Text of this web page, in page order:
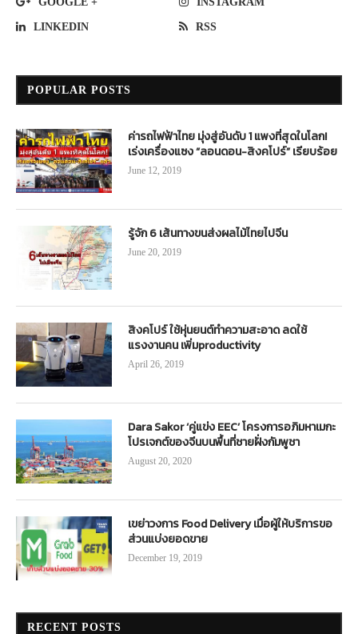
LINKEDIN RSS
POPULAR POSTS
ค่ารถไฟฟ้าไทย มุ่งสู่อันดับ 1 แพงที่สุดในโลก!
เร่งเครื่องแซง “ลอนดอน-สิงคโปร์” เรียบร้อย
June 12, 2019
รู้จัก 6 เส้นทางขนส่งผลไม้ไทยไปจีน
June 20, 2019
สิงคโปร์ ใช้หุ่นยนต์ทำความสะอาด ลดใช้
แรงงานคน เพิ่มproductivity
April 26, 2019
Dara Sakor ‘คู่แข่ง EEC’ โครงการอภิมหาเมกะ
โปรเจกต์ของจีนบนพื้นที่ชายฝั่งกัมพูชา
August 20, 2020
เขย่าวงการ Food Delivery เมื่อผู้ให้บริการขอ
ส่วนแบ่งยอดขาย
December 19, 2019
RECENT POSTS